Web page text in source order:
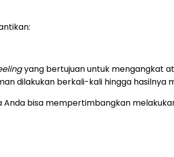
yang bertujuan untuk mengangkat
dilakukan berkali-kali hingga hasilnya
Anda bisa mempertimbangkan